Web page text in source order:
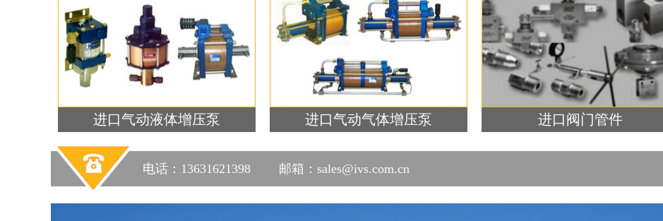
进口气动液体增压泵 进口气动气体增压泵 进口阀门管件
电话：13631621398 邮箱：sales@ivs.com.cn